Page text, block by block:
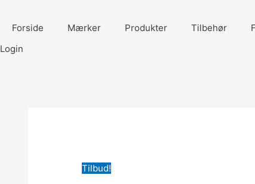
indholdet
Forside Mærker Produkter Tilbehør
Login
Tilbud!